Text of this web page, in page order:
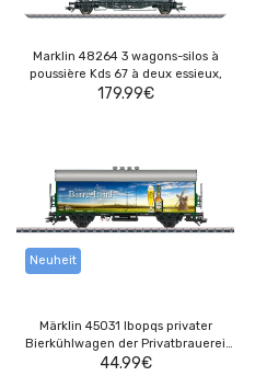
Marklin 48264 3 wagons-silos à
poussière Kds 67 à deux essieux,
179.99€
Neuheit
Märklin 45031 Ibopqs privater
Bierkühlwagen der Privatbrauerei
Ernst Barre
44.99€